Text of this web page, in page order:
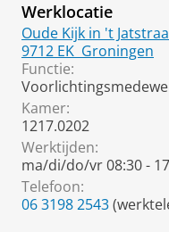
Werklocatie
Oude Kijk in 't
9712 EK Groningen
Functie:
Kamer:
1217.0202
Werktijden:
ma/di/do/vr 08:30 -
Telefoon:
06 3198 2543